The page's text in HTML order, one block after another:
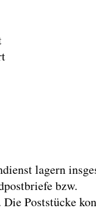
lagern
bzw.
Poststücke